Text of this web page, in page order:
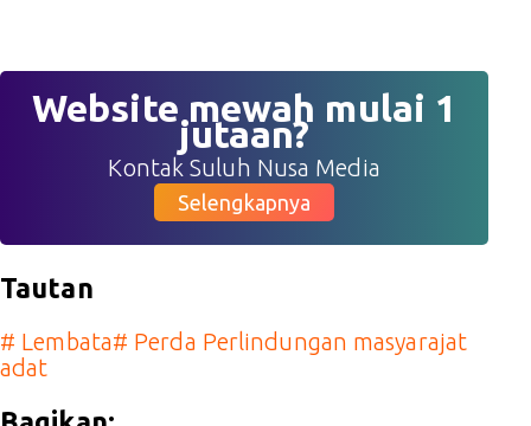
Website mewah mulai 1
jutaan?
Kontak Suluh Nusa Media
Selengkapnya
Tautan
# Lembata# Perda Perlindungan masyarajat
adat